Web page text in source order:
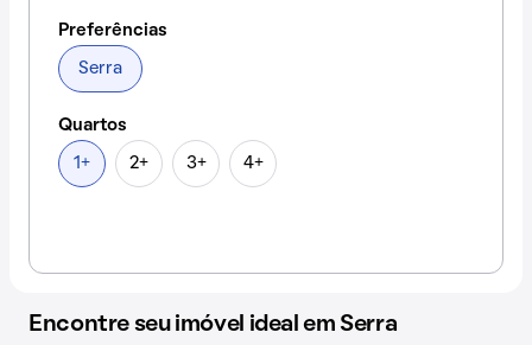
Preferências
Serra
Quartos
1+ 2+ 3+ 4+
Encontre seu imóvel ideal em Serra